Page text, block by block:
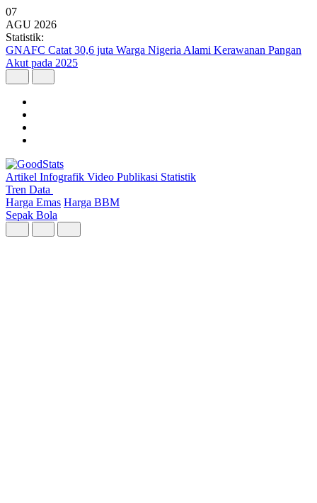
07
AGU 2026
Statistik:
Kunjungan Wisatawan Mancanegara Tembus 7 Juta per Semester I
2026
Artikel Infografik Video Publikasi Statistik
Tren Data
Harga Emas Harga BBM
Sepak Bola